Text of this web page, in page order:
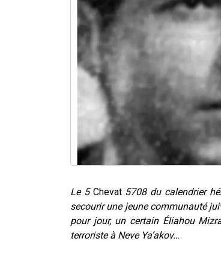
Le 5 Chevat 5708 du calendrier
secourir une jeune communauté
pour jour, un certain Éliahou
terroriste à Neve Ya’akov…